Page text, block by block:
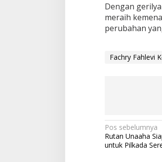
Dengan
meraih
perubahan
Fachry Fahlevi
N
a
Pos sebelumnya
Rutan Unaaha
untuk Pilkada